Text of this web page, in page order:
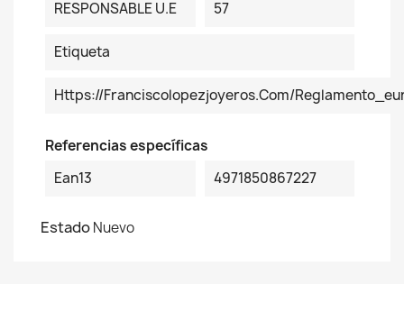
RESPONSABLE U.E 57
Etiqueta
Https://franciscolopezjoyeros.com/
Referencias específicas
Ean13
4971850867227
EstadoNuevo